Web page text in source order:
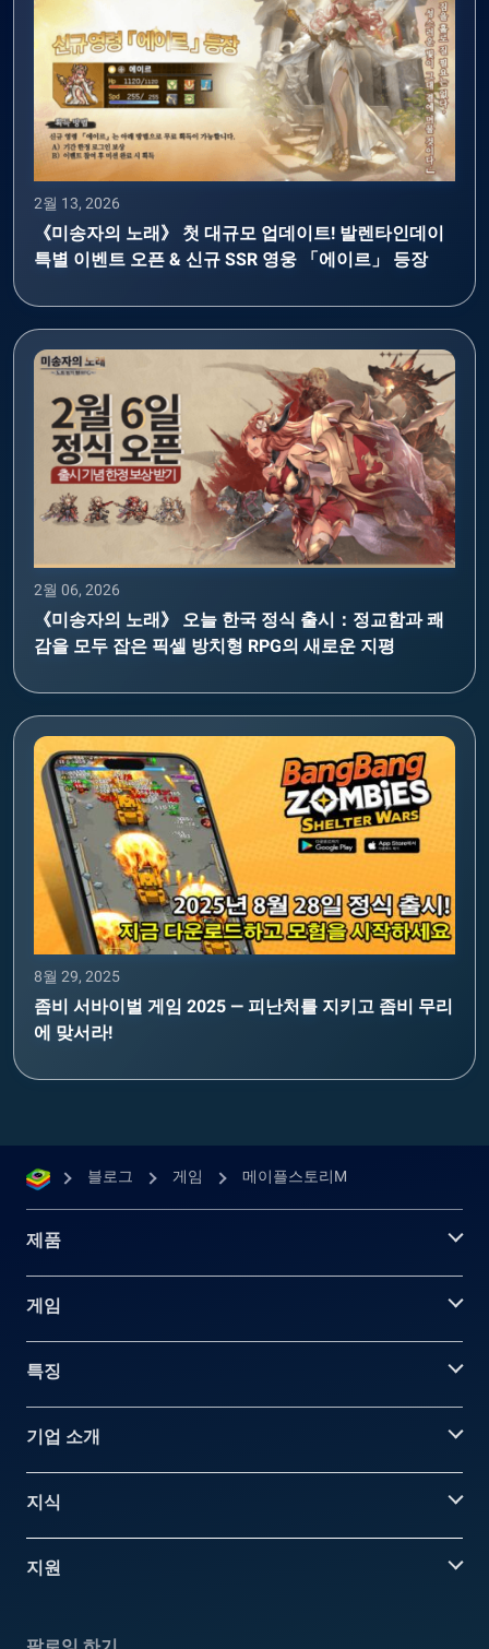
2월 13, 2026
《미송자의 노래》 첫 대규모 업데이트! 발렌타인데이
특별 이벤트 오픈 & 신규 SSR 영웅 「에이르」 등장
2월 06, 2026
《미송자의 노래》 오늘 한국 정식 출시：정교함과 쾌
감을 모두 잡은 픽셀 방치형 RPG의 새로운 지평
8월 29, 2025
좀비 서바이벌 게임 2025 — 피난처를 지키고 좀비 무리
에 맞서라!
블로그 게임 메이플스토리M
제품
게임
특징
기업 소개
지식
지원